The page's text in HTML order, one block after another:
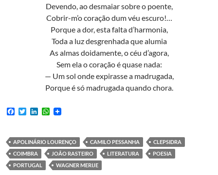
Devendo, ao desmaiar sobre o poente,
Cobrir-m’o coração dum véu escuro!…
Porque a dor, esta falta d’harmonia,
Toda a luz desgrenhada que alumia
As almas doidamente, o céu d’agora,
Sem ela o coração é quase nada:
— Um sol onde expirasse a madrugada,
Porque é só madrugada quando chora.
F
b
o
o
k
T
t
e
r
e
d
I
n
W
s
A
p
p
APOLINÁRIO LOURENÇO CAMILO PESSANHA
CLEPSIDRA
COIMBRA
JOÃO RASTEIRO LITERATURA
POESIA
PORTUGAL
WAGNER MERIJE